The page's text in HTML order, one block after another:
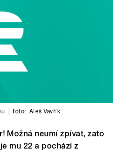
foto: Aleš Vavřík
Možná neumí zpívat, zato
mu 22 a pochází z